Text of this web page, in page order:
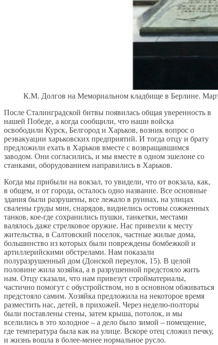
К.М. Долгов на Мемориальном кладбище в Берлине.
После Сталинградской битвы появилась общая уверенность в
нашей Победе, а когда сообщили, что наши войска
освободили Курск, Белгород и Харьков, возник вопрос о
реэвакуации харьковских предприятий. И тогда отцу и брату
предложили ехать в Харьков вместе с возвращавшимся
заводом. Они согласились, и мы вместе в одном эшелоне со
станками, оборудованием направились в Харьков.
Когда мы прибыли на вокзал, то увидели, что от вокзала, как,
в общем, и от города, осталось одно название. Все основные
здания были разрушены, все лежало в руинах, на улицах
свалены груды мин, снарядов, виднелись остовы сожженных
танков, кое-где сохранились пушки, танкетки, местами
валялось даже стрелковое оружие. Нас привезли к месту
жительства, в Салтовский поселок, частные жилые дома,
большинство из которых были повреждены бомбежкой и
артиллерийскими обстрелами. Нам показали
полуразрушенный дом (Донской переулок, 15). В целой
половине жила хозяйка, а в разрушенной предстояло жить
нам. Отцу сказали, что нам привезут стройматериалы,
частично помогут с обустройством, но в основном обживаться
предстояло самим. Хозяйка предложила на некоторое время
разместить нас, детей, в прихожей. Через неделю-полторы
были поставлены стены, затем крыша, потолок, и мы
вселились в это холодное – а дело было зимой – помещение,
где температура была как на улице. Вскоре отец сложил печку,
и жизнь вошла в более-менее нормальное русло.